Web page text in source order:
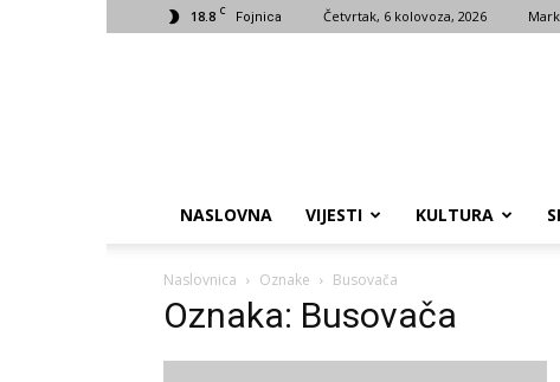
18.8 C Fojnica Četvrtak, 6 kolovoza, 2026
NASLOVNA VIJESTI KULTURA
Naslovnica Oznake Busovača
Oznaka: Busovača